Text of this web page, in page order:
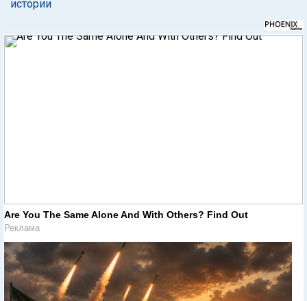
истории
Are You The Same Alone And With Others? Find Out
Реклама